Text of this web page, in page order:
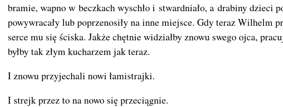
bramie, wapno w beczkach wyschło i stwardniało, a drabiny dzieci
powywracały lub poprzenosiły na inne miejsce. Gdy teraz Wilhelm
serce mu się ściska. Jakże chętnie widziałby znowu swego ojca,
byłby tak złym kucharzem jak teraz.
I znowu przyjechali nowi łamistrajki.
I strejk przez to na nowo się przeciągnie.